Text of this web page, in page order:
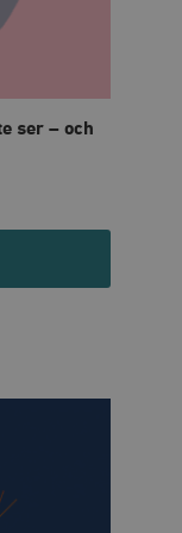
ser – och